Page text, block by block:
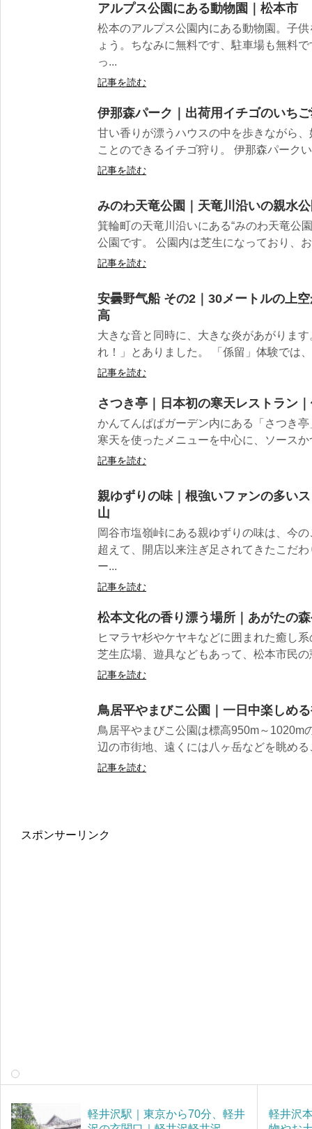
アルプス公園にある動物園｜松本市
松本のアルプス公園内にある動物園。子
ょう。ちなみに無料です、駐車場も無料
っ...
記事を読む
伊那森パーク｜出荷用イチゴのいち
甘い香りが漂うハウスの中を歩きながら
ことのできるイチゴ狩り。 伊那森パーク
記事を読む
みのわ天竜公園｜天竜川沿いの親水
箕輪町の天竜川沿いにある“みのわ天竜公
公園です。 公園内は芝生になっており、
記事を読む
安曇野气船 その2｜30メートルの上
高
大きな音と同時に、大きな炎があがりま
れ！」とありました。 「係留」体験では
記事を読む
さつき亭｜日本初の寒天レストラン
かんてんぱぱガーデン内にある「さつき
寒天を使ったメニューを中心に、ソース
記事を読む
親ゆずりの味｜根強いファンの多い
山
岡谷市塩嶺峠にある親ゆずりの味は、今
超えて、開店以来注ぎ足されてきたこだ
ー...
記事を読む
松本文化の香り漂う場所｜あがたの
ヒマラヤ杉やケヤキなどに囲まれた癒し
芝生広場、遊具などもあって、松本市民
記事を読む
鳥居平やまびこ公園｜一日中楽しめ
鳥居平やまびこ公園は標高950m～1020m
辺の市街地、遠くには八ヶ岳などを眺め
記事を読む
スポンサーリンク
軽井沢駅｜東京から70分、軽井
軽井沢